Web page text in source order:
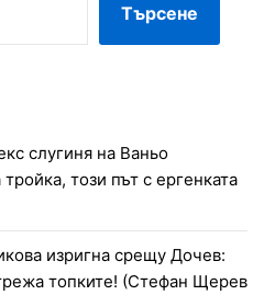
Търсене
слугиня на Ваньо
този път с ергенката
изригна срещу Дочев:
топките! (Стефан Щерев